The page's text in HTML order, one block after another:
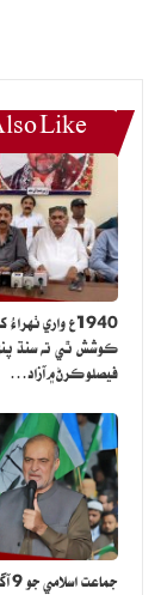
Like
1940ع واري
ڪوشش ٿي ته سنڌ
فيصلو ڪرڻ ۾ آزاد…